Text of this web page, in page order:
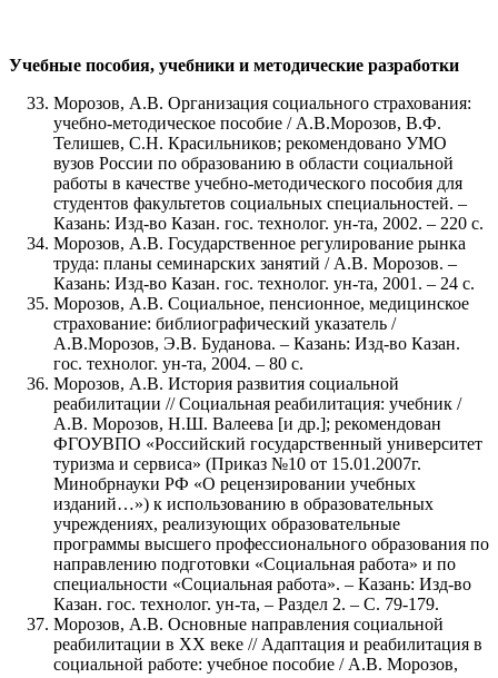
Учебные пособия, учебники и методические разработки
Морозов, А.В. Организация социального страхования:
учебно-методическое пособие / А.В.Морозов, В.Ф.
Телишев, С.Н. Красильников; рекомендовано УМО
вузов России по образованию в области социальной
работы в качестве учебно-методического пособия для
студентов факультетов социальных специальностей. –
Казань: Изд-во Казан. гос. технолог. ун-та, 2002. – 220 с.
Морозов, А.В. Государственное регулирование рынка
труда: планы семинарских занятий / А.В. Морозов. –
Казань: Изд-во Казан. гос. технолог. ун-та, 2001. – 24 с.
Морозов, А.В. Социальное, пенсионное, медицинское
страхование: библиографический указатель /
А.В.Морозов, Э.В. Буданова. – Казань: Изд-во Казан.
гос. технолог. ун-та, 2004. – 80 с.
Морозов, А.В. История развития социальной
реабилитации // Социальная реабилитация: учебник /
А.В. Морозов, Н.Ш. Валеева [и др.]; рекомендован
ФГОУВПО «Российский государственный университет
туризма и сервиса» (Приказ №10 от 15.01.2007г.
Минобрнауки РФ «О рецензировании учебных
изданий…») к использованию в образовательных
учреждениях, реализующих образовательные
программы высшего профессионального образования по
направлению подготовки «Социальная работа» и по
специальности «Социальная работа». – Казань: Изд-во
Казан. гос. технолог. ун-та, – Раздел 2. – С. 79-179.
Морозов, А.В. Основные направления социальной
реабилитации в ХХ веке // Адаптация и реабилитация в
социальной работе: учебное пособие / А.В. Морозов,